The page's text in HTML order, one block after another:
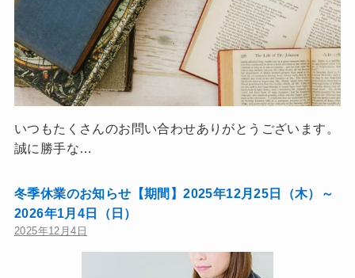
いつもたくさんのお問い合わせありがとうございます。
誠に勝手な…
冬季休業のお知らせ【期間】2025年12月25日（木）～
2026年1月4日（日）
2025年12月4日